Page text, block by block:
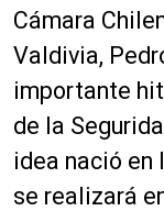
Cámara
Valdivia,
importante
de la
idea nació en
se realizará